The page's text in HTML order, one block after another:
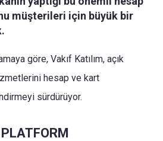
müşterileri için büyük bir
göre, Vakıf Katılım, açık
hesap ve kart
sürdürüyor.